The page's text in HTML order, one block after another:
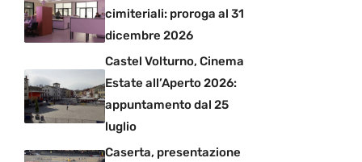
cimiteriali: proroga al 31
dicembre 2026
Castel Volturno, Cinema
Estate all’Aperto 2026:
appuntamento dal 25
luglio
Caserta, presentazione